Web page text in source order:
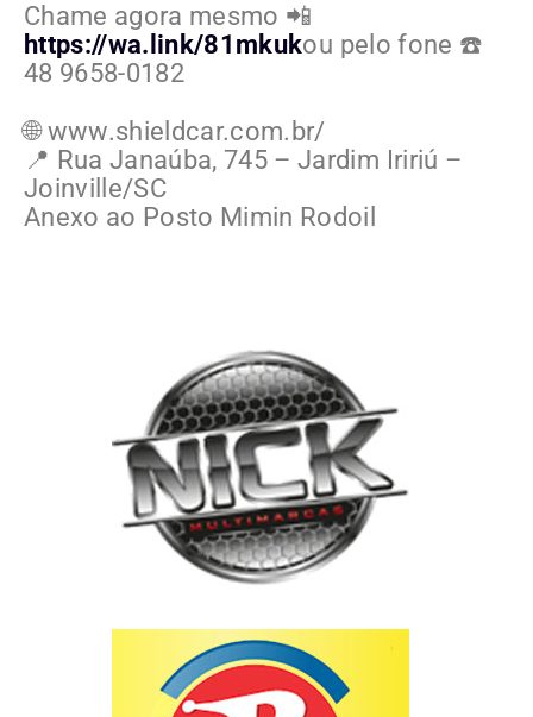
Chame agora mesmo 📲
https://wa.link/81mkukou pelo fone ☎️
48 9658-0182
🌐 www.shieldcar.com.br/
📍 Rua Janaúba, 745 – Jardim Iririú –
Joinville/SC
Anexo ao Posto Mimin Rodoil